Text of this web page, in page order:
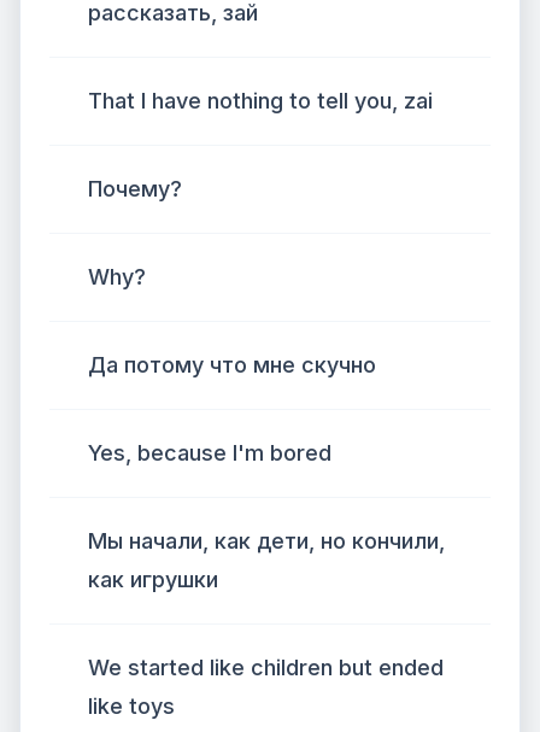
рассказать, зай
That I have nothing to tell you, zai
Почему?
Why?
Да потому что мне скучно
Yes, because I'm bored
Мы начали, как дети, но кончили,
как игрушки
We started like children but ended
like toys